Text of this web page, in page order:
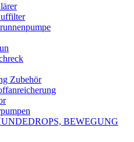
Zubehör
BEWEGUNG